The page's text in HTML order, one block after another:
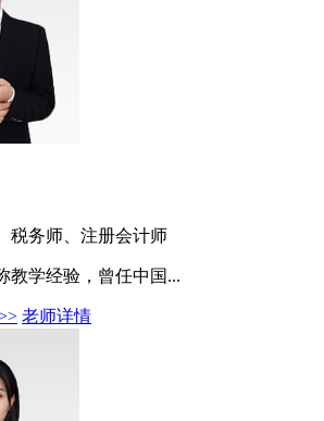
税务师、注册会计师
教学经验，曾任中国...
老师详情